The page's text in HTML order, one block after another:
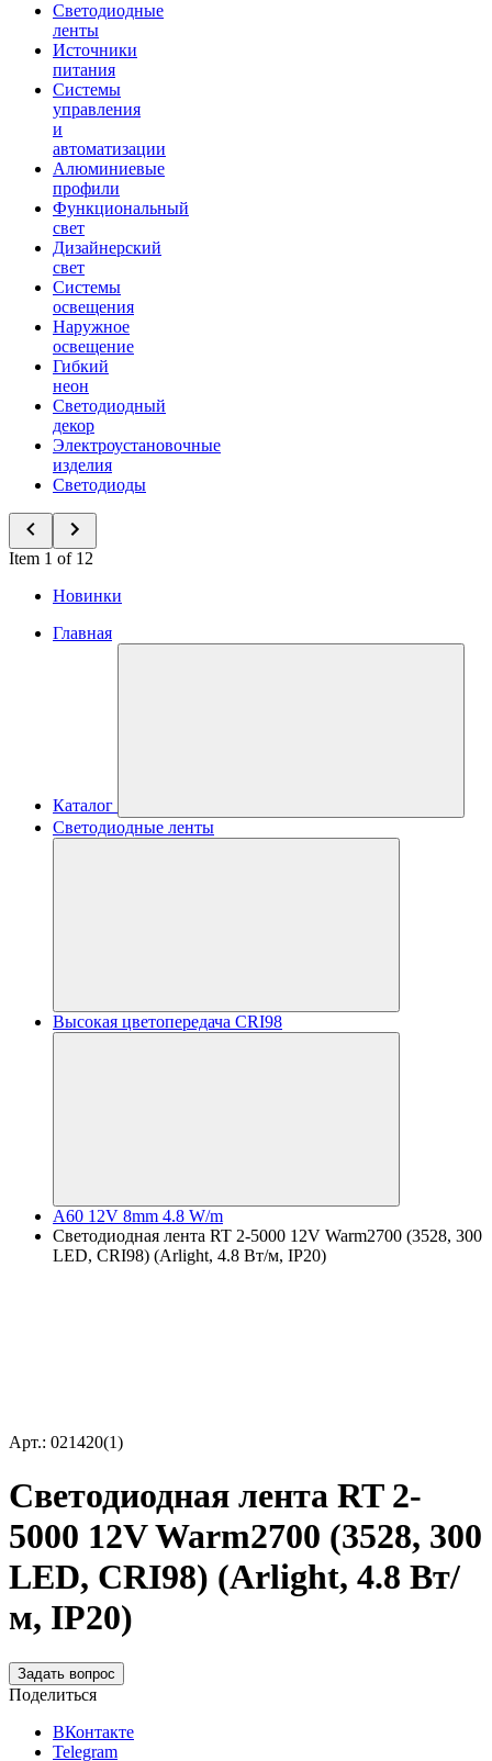
Светодиодные
ленты
Источники
питания
Системы
управления
и
автоматизации
Алюминиевые
профили
Функциональный
свет
Дизайнерский
свет
Системы
освещения
Наружное
освещение
Гибкий
неон
Светодиодный
декор
Электроустановочные
изделия
Светодиоды
Item 1 of 12
Новинки
Главная
Каталог
Светодиодные ленты
Высокая цветопередача CRI98
A60 12V 8mm 4.8 W/m
Светодиодная лента RT 2-5000 12V Warm2700 (3528, 300
LED, CRI98) (Arlight, 4.8 Вт/м, IP20)
Арт.: 021420(1)
Светодиодная лента RT 2-
5000 12V Warm2700 (3528, 300
LED, CRI98) (Arlight, 4.8 Вт/
м, IP20)
Задать вопрос
Поделиться
ВКонтакте
Telegram